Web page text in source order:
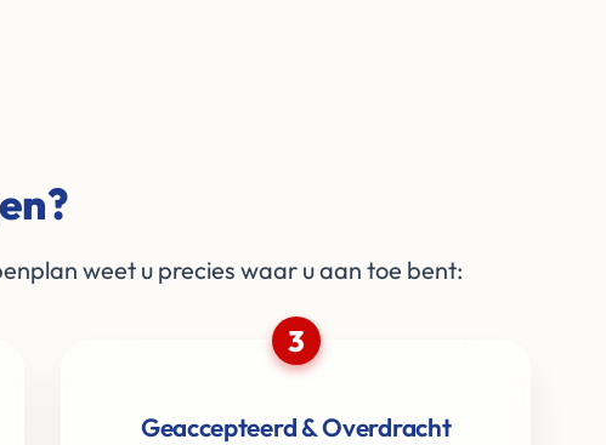
weet u precies waar u aan toe bent:
3
Geaccepteerd & Overdracht